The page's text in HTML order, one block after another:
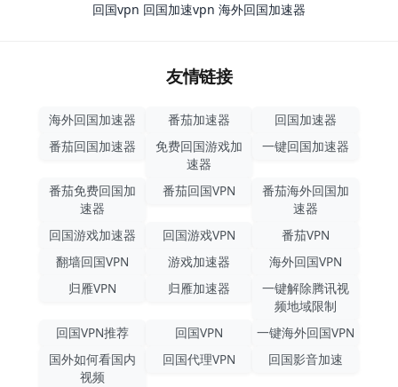
回国vpn 回国加速vpn 海外回国加速器
友情链接
海外回国加速器 番茄加速器
回国加速器
番茄回国加速器
免费回国游戏加
速器
一键回国加速器
番茄免费回国加
速器
番茄回国VPN
番茄海外回国加
速器
回国游戏加速器
回国游戏VPN
番茄VPN
翻墙回国VPN
游戏加速器
海外回国VPN
归雁VPN
归雁加速器
一键解除腾讯视
频地域限制
回国VPN推荐
回国VPN
一键海外回国VPN
国外如何看国内
视频
回国代理VPN 回国影音加速